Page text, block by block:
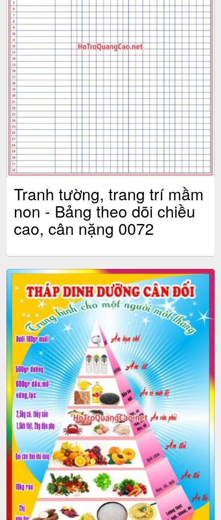
Tranh tường, trang trí mầm
non - Bảng theo dõi chiều
cao, cân nặng 0072